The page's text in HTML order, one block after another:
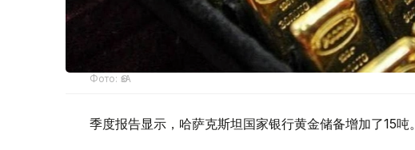
Фото: ӨзА
季度报告显示，哈萨克斯坦国家银行黄金储备增加了15吨。